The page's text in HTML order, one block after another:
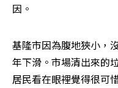
因。
基隆市因為腹地狹小，
年下滑。市場清出來的
居民看在眼裡覺得很可